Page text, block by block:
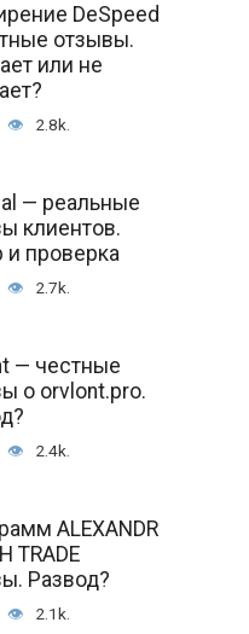
DeSpeed
отзывы.
или не
2.8k.
— реальные
клиентов.
и проверка
2.7k.
— честные
о orvlont.pro.
2.4k.
ALEXANDR
TRADE
Развод?
2.1k.